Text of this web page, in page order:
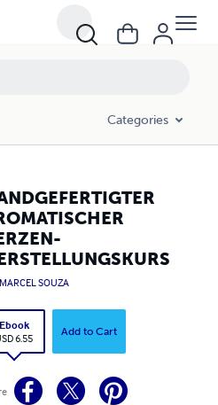
Categories
MARCEL SOUZA
Ebook
6.55
Add to Cart
KERZEN-HERSTELLUNGSKURS